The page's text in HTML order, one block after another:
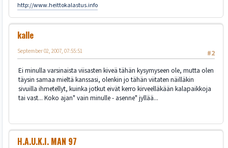
http://www.heittokalastus.info
kalle
#2
September 02, 2007, 07:55:51
Ei minulla varsinaista viisasten kiveä tähän kysymyseen ole, mutta olen
täysin samaa mieltä kanssasi, olenkin jo tähän viitaten näilläkin
sivuilla ihmetellyt, kuinka jotkut eivät kerro kirveelläkään kalapaikkoja
tai vast... Koko ajan" vain minulle - asenne" jyllää...
H.A.U.K.I. MAN 97